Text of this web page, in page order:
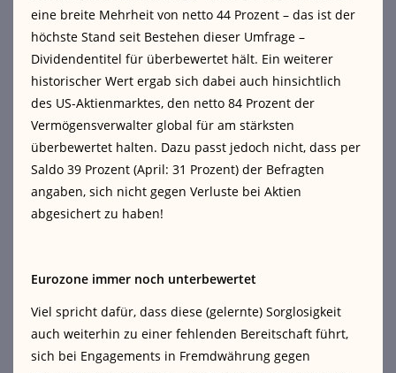
eine breite Mehrheit von netto 44 Prozent – das ist der
höchste Stand seit Bestehen dieser Umfrage –
Dividendentitel für überbewertet hält. Ein weiterer
historischer Wert ergab sich dabei auch hinsichtlich
des US-Aktienmarktes, den netto 84 Prozent der
Vermögensverwalter global für am stärksten
überbewertet halten. Dazu passt jedoch nicht, dass per
Saldo 39 Prozent (April: 31 Prozent) der Befragten
angaben, sich nicht gegen Verluste bei Aktien
abgesichert zu haben!
Eurozone immer noch unterbewertet
Viel spricht dafür, dass diese (gelernte) Sorglosigkeit
auch weiterhin zu einer fehlenden Bereitschaft führt,
sich bei Engagements in Fremdwährung gegen